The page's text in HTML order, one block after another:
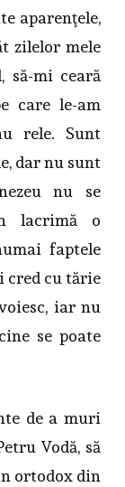
aparenţele,
zilelor mele
să-mi ceară
care le-am
rele. Sunt
dar nu sunt
nu se
lacrimă o
faptele
cred cu tărie
iar nu
se poate
de a muri
Vodă, să
ortodox din